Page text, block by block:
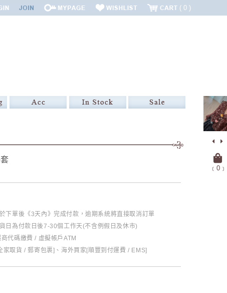
0
﹝ 0﹞
下單後《3天內》完成付款，逾期系統將直接取消訂單
日為付款日後7-30個工作天(不含例假日及休市)
代碼繳費 / 虛擬帳戶ATM
取貨 / 郵寄包裹]、海外買家[順豐到付運費 / EMS]